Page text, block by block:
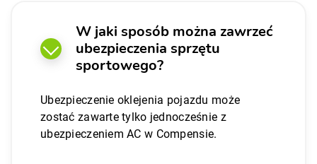
W jaki sposób można zawrzeć
ubezpieczenia sprzętu
sportowego?
Ubezpieczenie oklejenia pojazdu może
zostać zawarte tylko jednocześnie z
ubezpieczeniem AC w Compensie.